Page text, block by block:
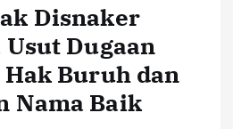
Disnaker
Usut Dugaan
Buruh dan
Nama Baik